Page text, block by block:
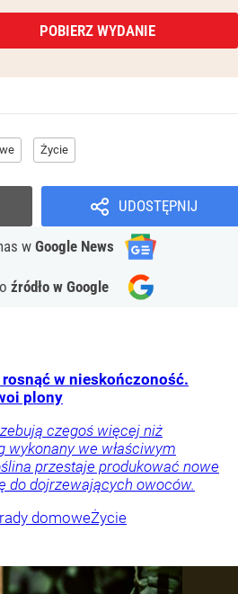
POBIERZ WYDANIE
Życie
UDOSTĘPNIJ
w Google News
źródło w Google
w nieskończoność.
plony
czegoś więcej niż
wykonany we właściwym
przestaje produkować nowe
do dojrzewających owoców.
domoweŻycie